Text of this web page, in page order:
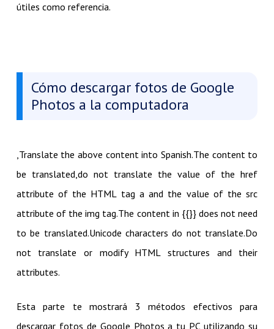
útiles como referencia.
Cómo descargar fotos de Google
Photos a la computadora
,Translate the above content into Spanish.The content to
be translated,do not translate the value of the href
attribute of the HTML tag a and the value of the src
attribute of the img tag.The content in {{}} does not need
to be translated.Unicode characters do not translate.Do
not translate or modify HTML structures and their
attributes.
Esta parte te mostrará 3 métodos efectivos para
descargar fotos de Google Photos a tu PC utilizando su